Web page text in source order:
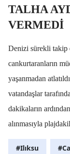
TALHA
VERMEDİ
Denizi sürekli takip
cankurtaranların
yaşanmadan
vatandaşlar
dakikaların
alınmasıyla
#Ilıksu